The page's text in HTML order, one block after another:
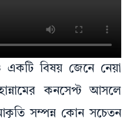
বিষয় জেনে নেয়া
কনসেপ্ট আসলে
সম্পন্ন কোন সচেতন